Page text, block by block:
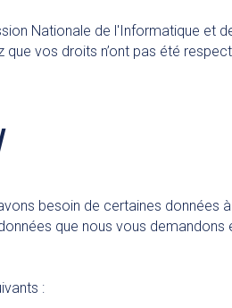
Nationale de l'Informatique et
vos droits n’ont pas été
besoin de certaines données
que nous vous demandons
: